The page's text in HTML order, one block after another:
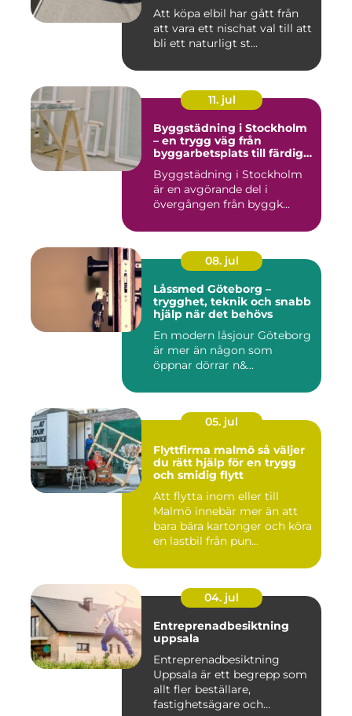
Att köpa elbil har gått från
att vara ett nischat val till att
bli ett naturligt st...
11. jul
Byggstädning i Stockholm
– en trygg väg från
byggarbetsplats till färdig
Byggstädning i Stockholm
är en avgörande del i
övergången från byggk...
08. jul
Låssmed Göteborg –
trygghet, teknik och snabb
hjälp när det behövs
En modern låsjour Göteborg
är mer än någon som
öppnar dörrar n&...
05. jul
Flyttfirma malmö så väljer
du rätt hjälp för en trygg
och smidig flytt
Att flytta inom eller till
Malmö innebär mer än att
bara bära kartonger och köra
en lastbil från pun...
04. jul
Entreprenadbesiktning
uppsala
Entreprenadbesiktning
Uppsala är ett begrepp som
allt fler beställare,
fastighetsägare och